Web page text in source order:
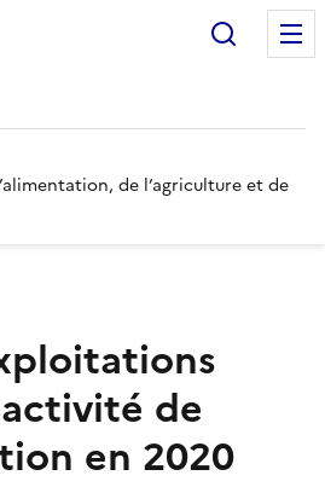
de l’agriculture et de
de
en 2020